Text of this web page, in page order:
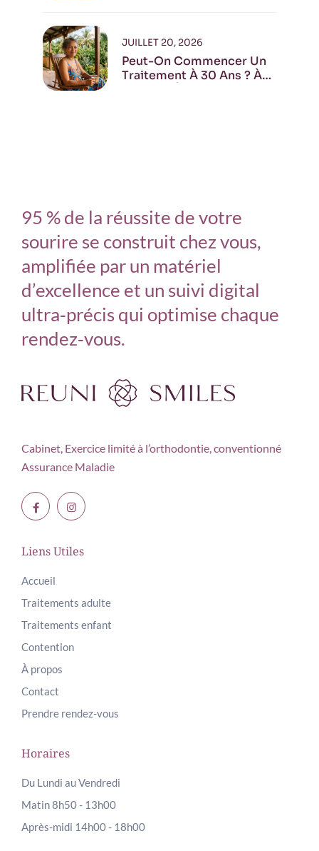
Peut-On Commencer Un
Traitement À 30 Ans ? À
JUILLET 20, 2026
95 % de la réussite de votre
sourire se construit chez vous,
amplifiée par un matériel
d’excellence et un suivi digital
ultra‑précis qui optimise chaque
rendez‑vous.
Cabinet, Exercice limité à l’orthodontie, conventionné
Assurance Maladie
Liens Utiles
Accueil
Traitements adulte
Traitements enfant
Contention
À propos
Contact
Prendre rendez-vous
Horaires
Du Lundi au Vendredi
Matin 8h50 - 13h00
Après-midi 14h00 - 18h00